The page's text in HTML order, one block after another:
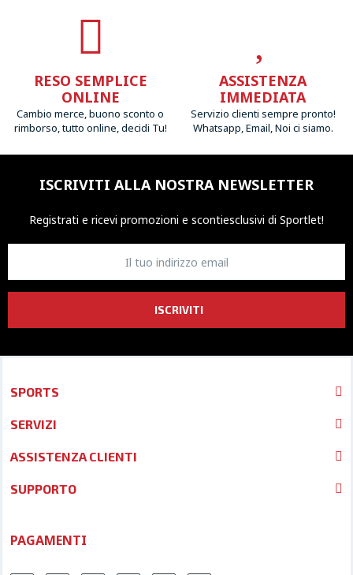
RESO SEMPLICE
ONLINE
Cambio merce, buono sconto o
rimborso, tutto online, decidi Tu!
ASSISTENZA
IMMEDIATA
Servizio clienti sempre pronto!
Whatsapp, Email, Noi ci siamo.
ISCRIVITI ALLA NOSTRA NEWSLETTER
Registrati e ricevi promozioni e scontiesclusivi di Sportlet!
ISCRIVITI
SPORTS
SERVIZI
ASSISTENZA CLIENTI
SUPPORTO
PAGAMENTI